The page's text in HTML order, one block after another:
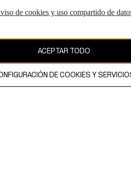
está protegido por copyright y es
de cookies y uso compartido de
ACEPTAR TODO
DE COOKIES Y